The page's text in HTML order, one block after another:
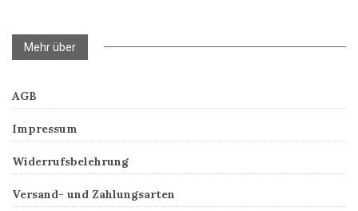
Mehr über
AGB
Impressum
Widerrufsbelehrung
Versand- und Zahlungsarten